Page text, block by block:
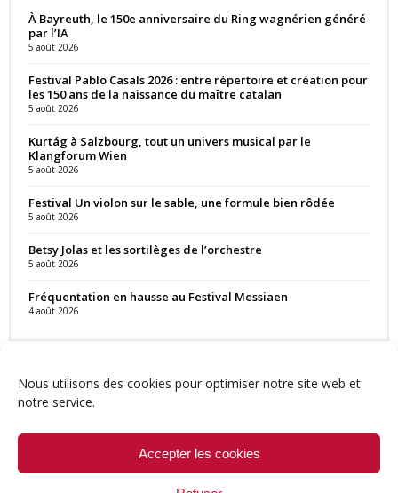
Nous utilisons des cookies pour optimiser notre site web et
notre service.
Accepter les cookies
À Bayreuth, le 150e anniversaire du Ring wagnérien généré
par l’IA
5 août 2026
Festival Pablo Casals 2026 : entre répertoire et création pour
les 150 ans de la naissance du maître catalan
5 août 2026
Kurtág à Salzbourg, tout un univers musical par le
Klangforum Wien
5 août 2026
Festival Un violon sur le sable, une formule bien rôdée
5 août 2026
Betsy Jolas et les sortilèges de l’orchestre
5 août 2026
Fréquentation en hausse au Festival Messiaen
4 août 2026